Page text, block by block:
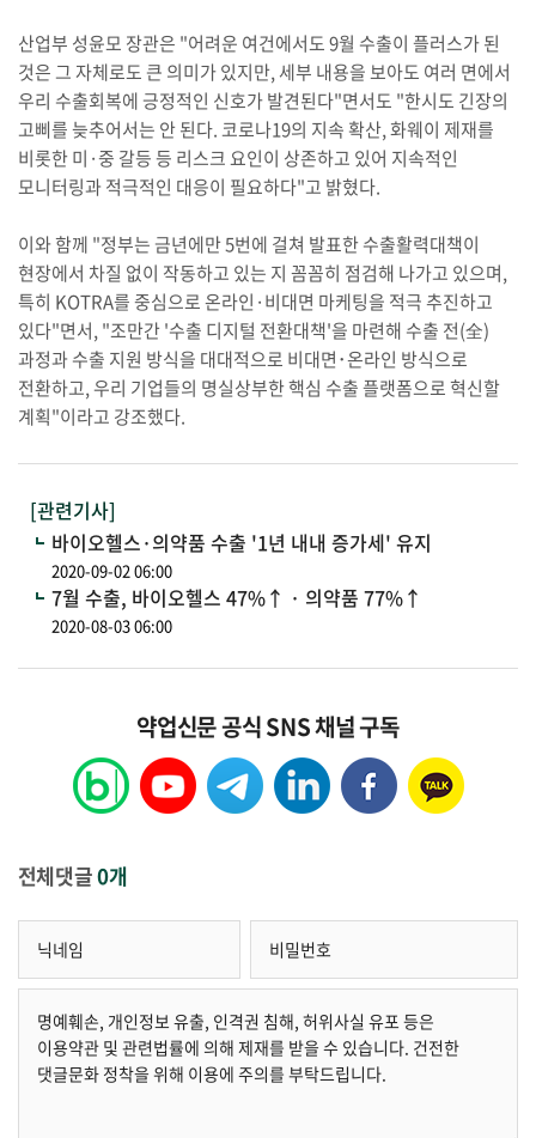
산업부 성윤모 장관은 "어려운 여건에서도 9월 수출이 플러스가 된
것은 그 자체로도 큰 의미가 있지만, 세부 내용을 보아도 여러 면에서
우리 수출회복에 긍정적인 신호가 발견된다"면서도 "한시도 긴장의
고삐를 늦추어서는 안 된다. 코로나19의 지속 확산, 화웨이 제재를
비롯한 미·중 갈등 등 리스크 요인이 상존하고 있어 지속적인
모니터링과 적극적인 대응이 필요하다"고 밝혔다.
이와 함께 "정부는 금년에만 5번에 걸쳐 발표한 수출활력대책이
현장에서 차질 없이 작동하고 있는 지 꼼꼼히 점검해 나가고 있으며,
특히 KOTRA를 중심으로 온라인·비대면 마케팅을 적극 추진하고
있다"면서, "조만간 '수출 디지털 전환대책'을 마련해 수출 전(全)
과정과 수출 지원 방식을 대대적으로 비대면･온라인 방식으로
전환하고, 우리 기업들의 명실상부한 핵심 수출 플랫폼으로 혁신할
계획"이라고 강조했다.
[관련기사]
바이오헬스·의약품 수출 '1년 내내 증가세' 유지
2020-09-02 06:00
7월 수출, 바이오헬스 47%↑ · 의약품 77%↑
2020-08-03 06:00
약업신문 공식 SNS 채널 구독
전체댓글0개